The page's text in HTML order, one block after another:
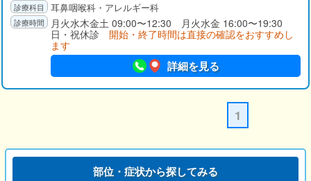
耳鼻咽喉科・アレルギー科
月火水木金土 09:00〜12:30 月火水金 16:00〜19:30
日・祝休診 開始・終了時間は直接の確認をおすすめし
ます
詳細を見る
1
部位・症状から探してみる